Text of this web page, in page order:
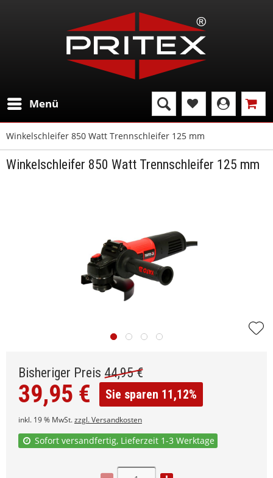
Menü
Winkelschleifer 850 Watt Trennschleifer 125 mm
Winkelschleifer 850 Watt Trennschleifer 125 mm
Bisheriger Preis 44,95€
39,95 € Sie sparen 11,12%
inkl. 19 % MwSt.zzgl. Versandkosten
Sofort versandfertig, Lieferzeit 1-3 Werktage